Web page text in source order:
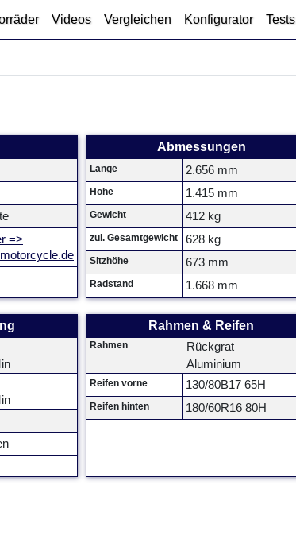
Videos Vergleichen Konfigurator Tests
=>
Abmessungen
Länge 2.656 mm
Höhe 1.415 mm
Gewicht 412 kg
zul. Gesamtgewicht 628 kg
Sitzhöhe 673 mm
Radstand 1.668 mm
Rahmen & Reifen
Rahmen
Rückgrat
Aluminium
Reifen vorne 130/80B17 65H
Reifen hinten 180/60R16 80H